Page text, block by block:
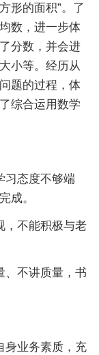
形的面积”。了
数，进一步体
分数，并会进
小等。经历从
题的过程，体
综合运用数学
态度不够端
成。
不能积极与老
不讲质量，书
业务素质，充